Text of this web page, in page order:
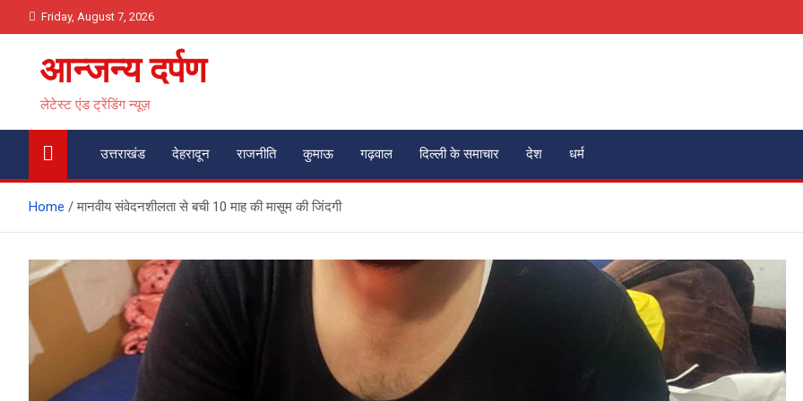
to
Friday, August 7, 2026
आन्जन्य दर्पण
लेटेस्ट एंड ट्रेंडिंग न्यूज़
उत्तराखंड देहरादून राजनीति कुमाऊ गढ़वाल दिल्ली के समाचार देश धर्म
Home मानवीय संवेदनशीलता से बची 10 माह की मासूम की जिंदगी